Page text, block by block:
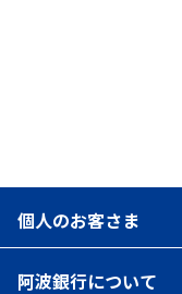
個人のお客さま
阿波銀行について